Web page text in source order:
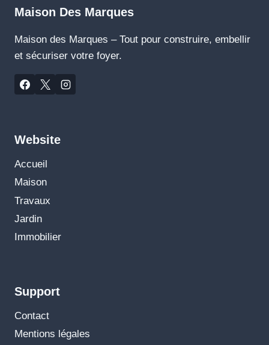
PRODUITS
EN
2025
Maison Des Marques
Maison des Marques – Tout pour construire, embellir
et sécuriser votre foyer.
Website
Accueil
Maison
Travaux
Jardin
Immobilier
Support
Contact
Mentions légales